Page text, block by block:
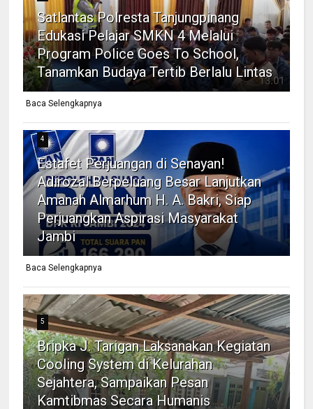
Satlantas Polresta Tanjungpinang
Edukasi Pelajar SMKN 4 Melalui
Program Police Goes To School,
Tanamkan Budaya Tertib Berlalu Lintas
Baca Selengkapnya
4
Estafet Perjuangan di Senayan!
Adirozal Berpeluang Besar Lanjutkan
Amanah Almarhum H. A. Bakri, Siap
Perjuangkan Aspirasi Masyarakat
Jambi
Baca Selengkapnya
5
Bripka J. Tarigan Laksanakan Kegiatan
Cooling System di Kelurahan
Sejahtera, Sampaikan Pesan
Kamtibmas Secara Humanis